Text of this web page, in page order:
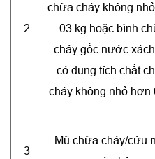
2
chữa cháy không
03 kg hoặc bình
cháy gốc nước
có dung tích chất
cháy không nhỏ hơn
3
Mũ chữa cháy/cứu